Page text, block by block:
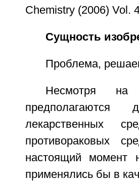
Chemistry (2006) Vol.
Сущность
Проблема,
Несмотря
лекарственных
противораковых
настоящий момент
применялись бы в